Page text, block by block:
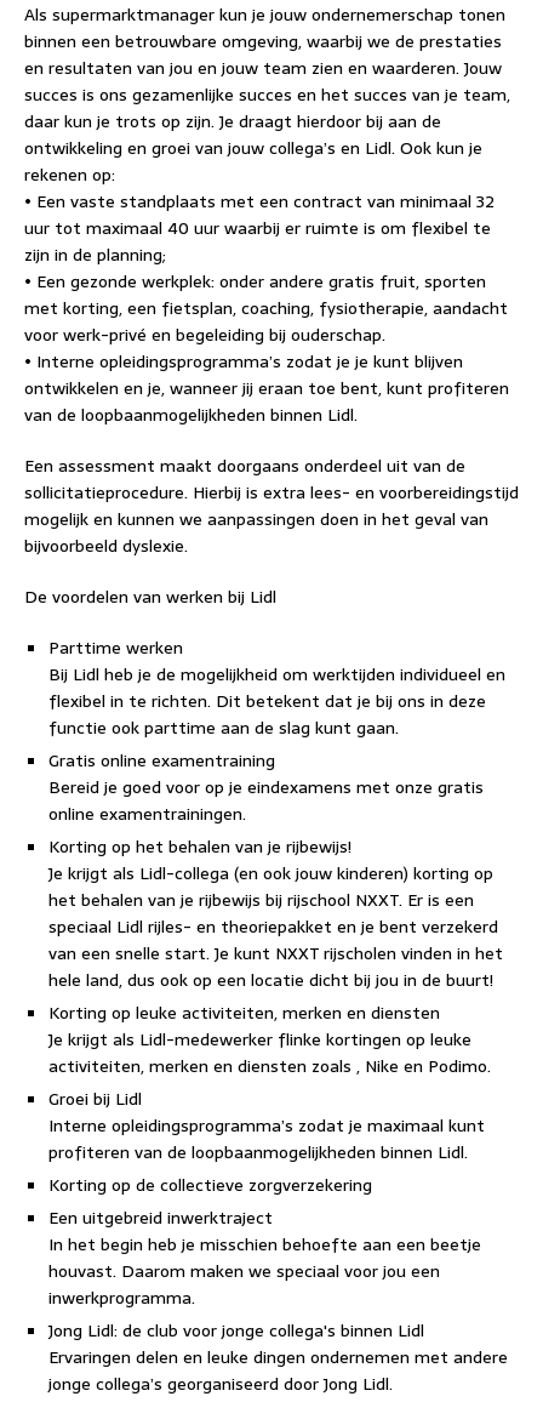
Als supermarktmanager kun je jouw ondernemerschap tonen
binnen een betrouwbare omgeving, waarbij we de prestaties
en resultaten van jou en jouw team zien en waarderen. Jouw
succes is ons gezamenlijke succes en het succes van je team,
daar kun je trots op zijn. Je draagt hierdoor bij aan de
ontwikkeling en groei van jouw collega’s en Lidl. Ook kun je
rekenen op:
• Een vaste standplaats met een contract van minimaal 32
uur tot maximaal 40 uur waarbij er ruimte is om flexibel te
zijn in de planning;
• Een gezonde werkplek: onder andere gratis fruit, sporten
met korting, een fietsplan, coaching, fysiotherapie, aandacht
voor werk-privé en begeleiding bij ouderschap.
• Interne opleidingsprogramma’s zodat je je kunt blijven
ontwikkelen en je, wanneer jij eraan toe bent, kunt profiteren
van de loopbaanmogelijkheden binnen Lidl.
Een assessment maakt doorgaans onderdeel uit van de
sollicitatieprocedure. Hierbij is extra lees- en voorbereidingstijd
mogelijk en kunnen we aanpassingen doen in het geval van
bijvoorbeeld dyslexie.
De voordelen van werken bij Lidl
Parttime werken
Bij Lidl heb je de mogelijkheid om werktijden individueel en
flexibel in te richten. Dit betekent dat je bij ons in deze
functie ook parttime aan de slag kunt gaan.
Gratis online examentraining
Bereid je goed voor op je eindexamens met onze gratis
online examentrainingen.
Korting op het behalen van je rijbewijs!
Je krijgt als Lidl-collega (en ook jouw kinderen) korting op
het behalen van je rijbewijs bij rijschool NXXT. Er is een
speciaal Lidl rijles- en theoriepakket en je bent verzekerd
van een snelle start. Je kunt NXXT rijscholen vinden in het
hele land, dus ook op een locatie dicht bij jou in de buurt!
Korting op leuke activiteiten, merken en diensten
Je krijgt als Lidl-medewerker flinke kortingen op leuke
activiteiten, merken en diensten zoals , Nike en Podimo.
Groei bij Lidl
Interne opleidingsprogramma’s zodat je maximaal kunt
profiteren van de loopbaanmogelijkheden binnen Lidl.
Korting op de collectieve zorgverzekering
Een uitgebreid inwerktraject
In het begin heb je misschien behoefte aan een beetje
houvast. Daarom maken we speciaal voor jou een
inwerkprogramma.
Jong Lidl: de club voor jonge collega's binnen Lidl
Ervaringen delen en leuke dingen ondernemen met andere
jonge collega’s georganiseerd door Jong Lidl.